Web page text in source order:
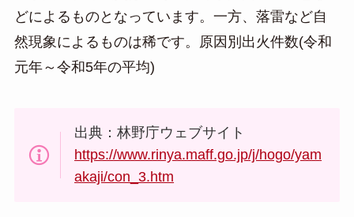
どによるものとなっています。一方、落雷など自
然現象によるものは稀です。原因別出火件数(令和
元年～令和5年の平均)
出典：林野庁ウェブサイト
https://www.rinya.maff.go.jp/j/hogo/yam
akaji/con_3.htm